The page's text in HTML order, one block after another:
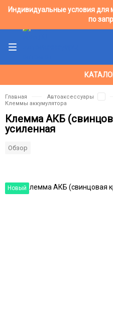
Индивидуальные условия для
по
Главная Автоаксессуары
Клеммы аккумулятора
Клемма АКБ
усиленная
Обзор
Новый